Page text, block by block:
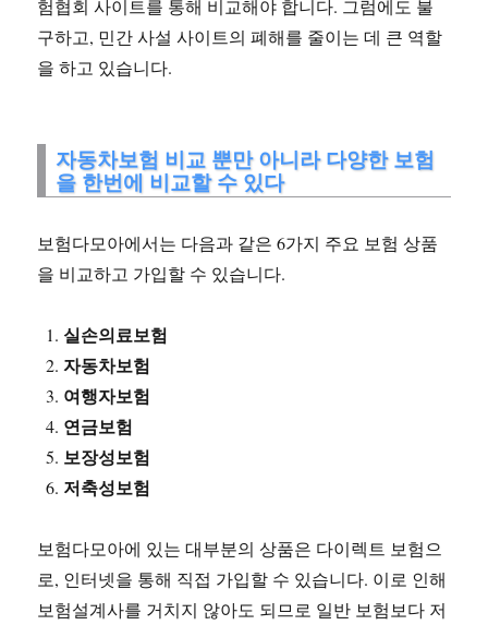
험협회 사이트를 통해 비교해야 합니다. 그럼에도 불
구하고, 민간 사설 사이트의 폐해를 줄이는 데 큰 역할
을 하고 있습니다.
자동차보험 비교 뿐만 아니라 다양한 보험
을 한번에 비교할 수 있다
보험다모아에서는 다음과 같은 6가지 주요 보험 상품
을 비교하고 가입할 수 있습니다.
실손의료보험
자동차보험
여행자보험
연금보험
보장성보험
저축성보험
보험다모아에 있는 대부분의 상품은 다이렉트 보험으
로, 인터넷을 통해 직접 가입할 수 있습니다. 이로 인해
보험설계사를 거치지 않아도 되므로 일반 보험보다 저